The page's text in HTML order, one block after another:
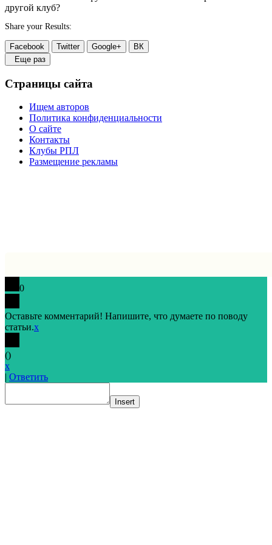
другой клуб?
Share your Results:
Facebook Twitter Google+
ВК
Еще раз
Страницы сайта
Ищем авторов
Политика конфиденциальности
О сайте
Контакты
Клубы РПЛ
Размещение рекламы
0
Оставьте комментарий! Напишите, что думаете по поводу
статьи.x
()
x
| Ответить
Insert